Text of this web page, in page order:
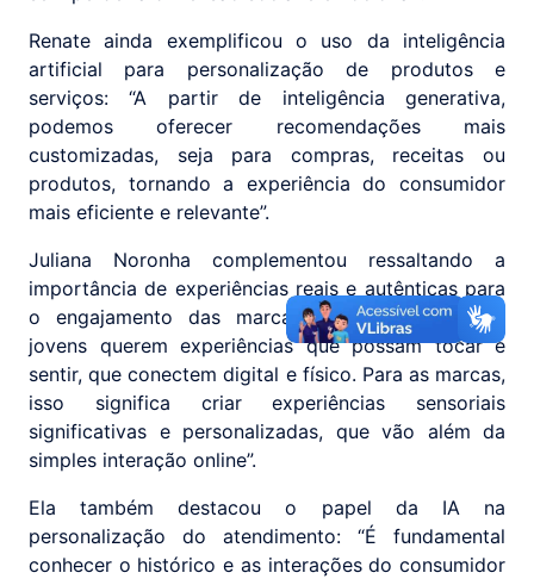
Renate ainda exemplificou o uso da inteligência
artificial para personalização de produtos e
serviços: “A partir de inteligência generativa,
podemos oferecer recomendações mais
customizadas, seja para compras, receitas ou
produtos, tornando a experiência do consumidor
mais eficiente e relevante”.
Juliana Noronha complementou ressaltando a
importância de experiências reais e autênticas para
o engajamento das marcas. “As gerações mais
jovens querem experiências que possam tocar e
sentir, que conectem digital e físico. Para as marcas,
isso significa criar experiências sensoriais
significativas e personalizadas, que vão além da
simples interação online”.
Ela também destacou o papel da IA na
personalização do atendimento: “É fundamental
conhecer o histórico e as interações do consumidor